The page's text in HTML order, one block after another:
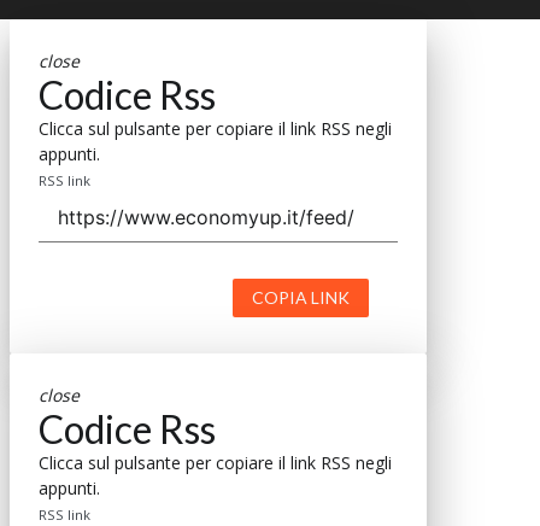
close
Codice Rss
Clicca sul pulsante per copiare il link RSS negli
appunti.
RSS link
COPIA LINK
close
Codice Rss
Clicca sul pulsante per copiare il link RSS negli
appunti.
RSS link